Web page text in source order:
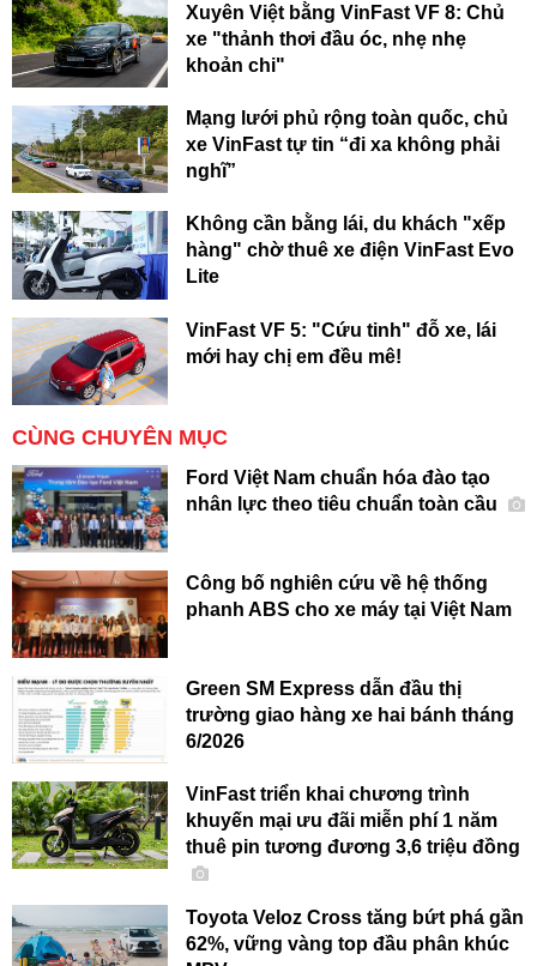
Xuyên Việt bằng VinFast VF 8: Chủ
xe "thảnh thơi đầu óc, nhẹ nhẹ
khoản chi"
Mạng lưới phủ rộng toàn quốc, chủ
xe VinFast tự tin “đi xa không phải
nghĩ”
Không cần bằng lái, du khách "xếp
hàng" chờ thuê xe điện VinFast Evo
Lite
VinFast VF 5: "Cứu tinh" đỗ xe, lái
mới hay chị em đều mê!
CÙNG CHUYÊN MỤC
Ford Việt Nam chuẩn hóa đào tạo
nhân lực theo tiêu chuẩn toàn cầu
Công bố nghiên cứu về hệ thống
phanh ABS cho xe máy tại Việt Nam
Green SM Express dẫn đầu thị
trường giao hàng xe hai bánh tháng
6/2026
VinFast triển khai chương trình
khuyến mại ưu đãi miễn phí 1 năm
thuê pin tương đương 3,6 triệu đồng
Toyota Veloz Cross tăng bứt phá gần
62%, vững vàng top đầu phân khúc